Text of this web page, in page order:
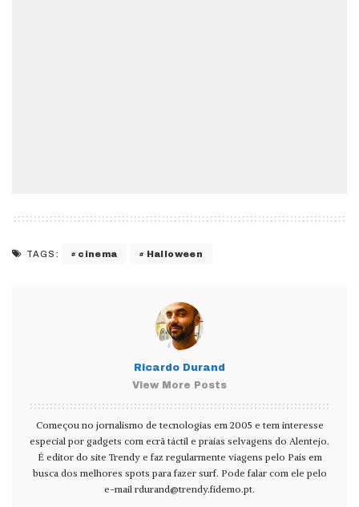
TAGS: cinema Halloween
Ricardo Durand
View More Posts
Começou no jornalismo de tecnologias em 2005 e tem interesse
especial por gadgets com ecrã táctil e praias selvagens do Alentejo.
É editor do site Trendy e faz regularmente viagens pelo País em
busca dos melhores spots para fazer surf. Pode falar com ele pelo
e-mail rdurand@trendy.fidemo.pt.